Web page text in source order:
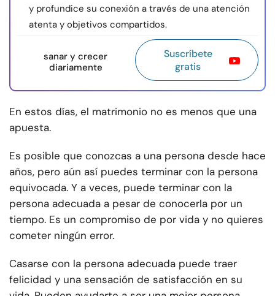
y profundice su conexión a través de una atención
atenta y objetivos compartidos.
sanar y crecer
diariamente
Suscríbete
gratis
En estos días, el matrimonio no es menos que una
apuesta.
Es posible que conozcas a una persona desde hace
años, pero aún así puedes terminar con la persona
equivocada. Y a veces, puede terminar con la
persona adecuada a pesar de conocerla por un
tiempo. Es un compromiso de por vida y no quieres
cometer ningún error.
Casarse con la persona adecuada puede traer
felicidad y una sensación de satisfacción en su